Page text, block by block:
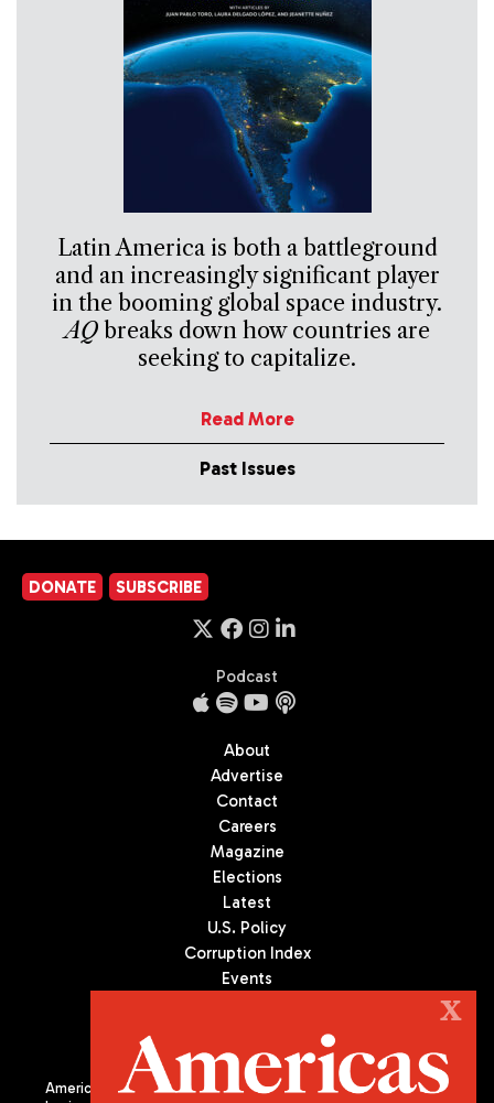
Latin America is both a battleground
and an increasingly significant player
in the booming global space industry.
AQbreaks down how countries are
seeking to capitalize.
Read More
Past Issues
DONATE SUBSCRIBE
Podcast
About
Advertise
Contact
Careers
Magazine
Elections
Latest
U.S. Policy
Corruption Index
Events
Americas Quarterly (AQ) is the premier publication on politics,
X